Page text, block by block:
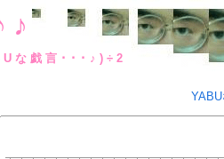
帳♪＋YABUな